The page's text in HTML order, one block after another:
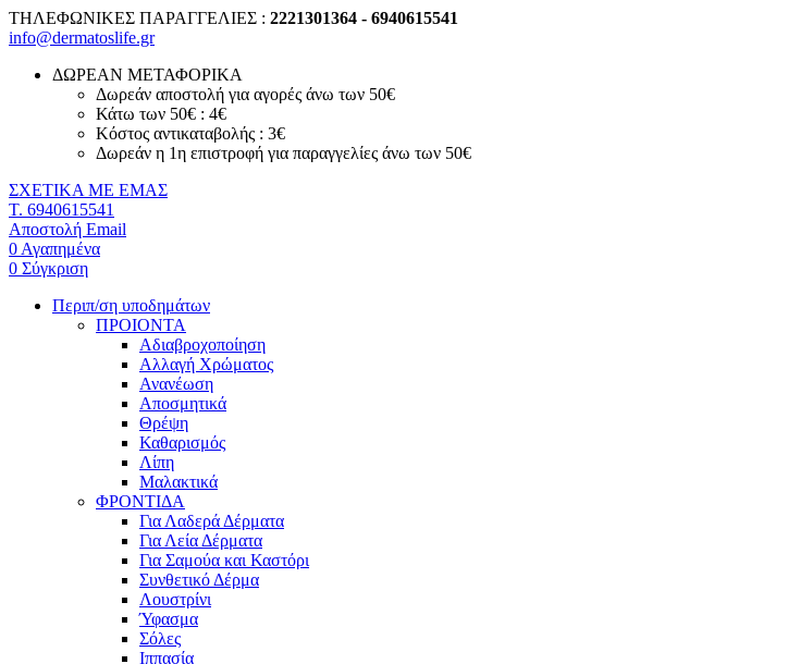
ΤΗΛΕΦΩΝΙΚΕΣ ΠΑΡΑΓΓΕΛΙΕΣ : 2221301364 - 6940615541
info@dermatoslife.gr
ΔΩΡΕΑΝ ΜΕΤΑΦΟΡΙΚΑ
Δωρεάν αποστολή για αγορές άνω των 50€
Κάτω των 50€ : 4€
Κόστος αντικαταβολής : 3€
Δωρεάν η 1η επιστροφή για παραγγελίες άνω των 50€
ΣΧΕΤΙΚΑ ΜΕ ΕΜΑΣ
T. 6940615541
Αποστολή Email
0 Αγαπημένα
0 Σύγκριση
Περιπ/ση υποδημάτων
ΠΡΟΙΟΝΤΑ
Αδιαβροχοποίηση
Αλλαγή Χρώματος
Ανανέωση
Αποσμητικά
Θρέψη
Καθαρισμός
Λίπη
Μαλακτικά
ΦΡΟΝΤΙΔΑ
Για Λαδερά Δέρματα
Για Λεία Δέρματα
Για Σαμούα και Καστόρι
Συνθετικό Δέρμα
Λουστρίνι
Ύφασμα
Σόλες
Ιππασία